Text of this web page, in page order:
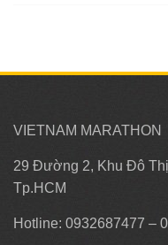
VIETNAM MARATHON
29 Đường 2, Khu Đô
Tp.HCM
Hotline: 0932687477 –